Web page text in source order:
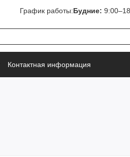
График работы:Будние:
Контактная информация